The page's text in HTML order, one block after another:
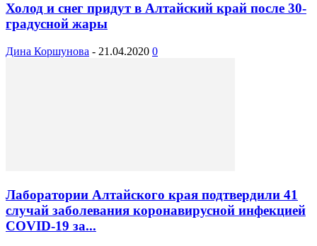
Холод и снег придут в Алтайский край после 30-
градусной жары
Дина Коршунова - 21.04.2020 0
Лаборатории Алтайского края подтвердили 41
случай заболевания коронавирусной инфекцией
COVID-19 за...